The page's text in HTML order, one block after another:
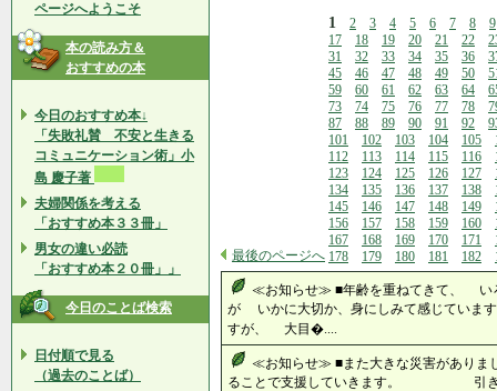
ページへようこそ
本の読み方＆
おすすめの本
今日のおすすめ本↓
「失敗礼賛 不安と生きる
コミュニケーション術」小
島 慶子著
夫婦関係を考える
「おすすめ本３３冊」
男女の違い必読
「おすすめ本２０冊」」
今日のことば検索
日付順で見る
（過去のことば）
最後のページへ
1 2 3 4 5 6 7 8
9
17
18 19 20 21 22
31
32 33 34 35 36
45
46 47 48 49 50
59
60 61 62 63 64
73
74 75 76 77 78
87
88 89 90 91 92
101
102 103 104 105
112
113 114 115 116
123
124 125 126 127
134
135 136 137 138
145
146 147 148 149
156
157 158 159 160
167
168 169 170 171
178
179 180 181 182
≪お知らせ≫ ■年齢を重ねてきて、 い
が いかに大切か、身にしみて感じて
すが、 大目�....
≪お知らせ≫ ■また大きな災害があり
ることで支援していきます。 引き続